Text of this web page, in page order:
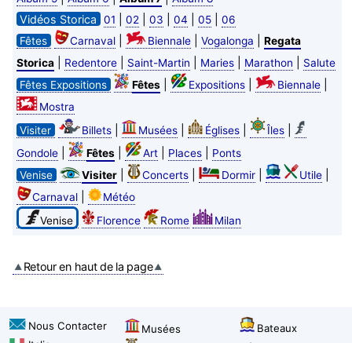
Vidéos Storica 01 02 03 04 05| 06
Fêtes
Carnaval| Biennale| Vogalonga
Regata
Storica| Redentore| Saint-Martin Maries| Marathon
Salute
Fêtes Expositions
Fêtes| Expositions| Biennale|
Mostra
Visiter
Billets| Musées| Églises| Îles|
Gondole| Fêtes| Art| Places|
Ponts
Venise
Visiter| Concerts| Dormir| Utile|
Carnaval|
Météo
Venise
Florence Rome Milan
Retour en haut de la page
Nous Contacter
Musées
Bateaux